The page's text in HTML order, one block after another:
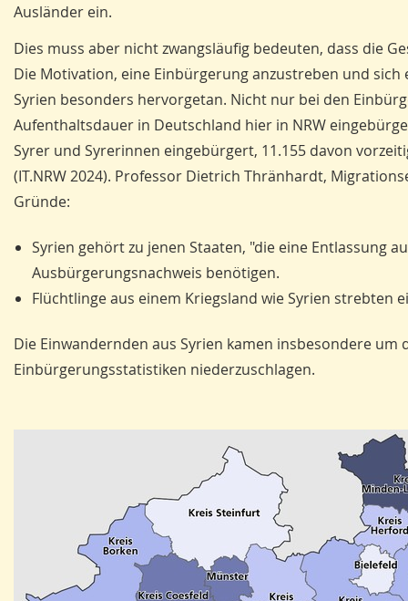
Ausländer ein.
Dies muss aber nicht zwangsläufig bedeuten, dass die
Die Motivation, eine Einbürgerung anzustreben und
Syrien besonders hervorgetan. Nicht nur bei den
Aufenthaltsdauer in Deutschland hier in NRW
Syrer und Syrerinnen eingebürgert, 11.155 davon
(IT.NRW 2024). Professor Dietrich Thränhardt,
Gründe:
Syrien gehört zu jenen Staaten, "die eine Entlassung
Ausbürgerungsnachweis benötigen.
Flüchtlinge aus einem Kriegsland wie Syrien
Die Einwandernden aus Syrien kamen insbesondere um
Einbürgerungsstatistiken niederzuschlagen.